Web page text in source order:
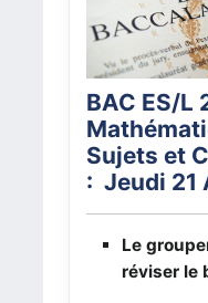
BAC ES/L
Sujets et
: Jeudi 21
Le
réviser le